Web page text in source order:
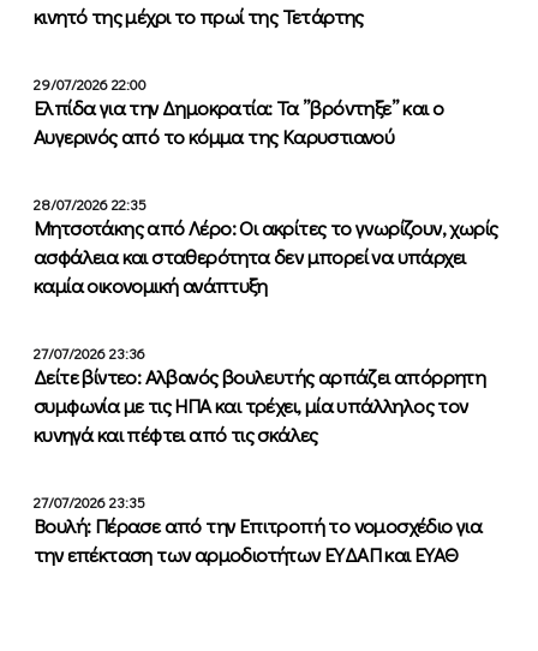
κινητό της μέχρι το πρωί της Τετάρτης
29/07/2026 22:00
Ελπίδα για την Δημοκρατία: Τα ”βρόντηξε” και ο
Αυγερινός από το κόμμα της Καρυστιανού
28/07/2026 22:35
Μητσοτάκης από Λέρο: Οι ακρίτες το γνωρίζουν, χωρίς
ασφάλεια και σταθερότητα δεν μπορεί να υπάρχει
καμία οικονομική ανάπτυξη
27/07/2026 23:36
Δείτε βίντεο: Αλβανός βουλευτής αρπάζει απόρρητη
συμφωνία με τις ΗΠΑ και τρέχει, μία υπάλληλος τον
κυνηγά και πέφτει από τις σκάλες
27/07/2026 23:35
Βουλή: Πέρασε από την Επιτροπή το νομοσχέδιο για
την επέκταση των αρμοδιοτήτων ΕΥΔΑΠ και ΕΥΑΘ